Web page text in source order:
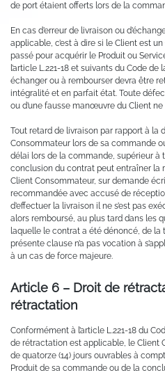
de port étaient offerts lors de la
En cas d’erreur de livraison ou
applicable, c’est à dire si le Client est
passé pour acquérir le Produit ou
l’article L.221-18 et suivants du Code
échanger ou à rembourser devra être
intégralité et en parfait état. Toute
ou d’une fausse manœuvre du Client
Tout retard de livraison par rapport à la
Consommateur lors de sa commande
délai lors de la commande, supérieur à
conclusion du contrat peut entraîner la
Client Consommateur, sur demande
recommandée avec accusé de
d’effectuer la livraison il ne s’est pas
alors remboursé, au plus tard dans les
laquelle le contrat a été dénoncé, de la
présente clause n’a pas vocation à
à un cas de force majeure.
Article 6 – Droit de
rétractation
Conformément à l’article L.221-18 du
de rétractation est applicable, le Client
de quatorze (14) jours ouvrables à
Produit de sa commande ou de la